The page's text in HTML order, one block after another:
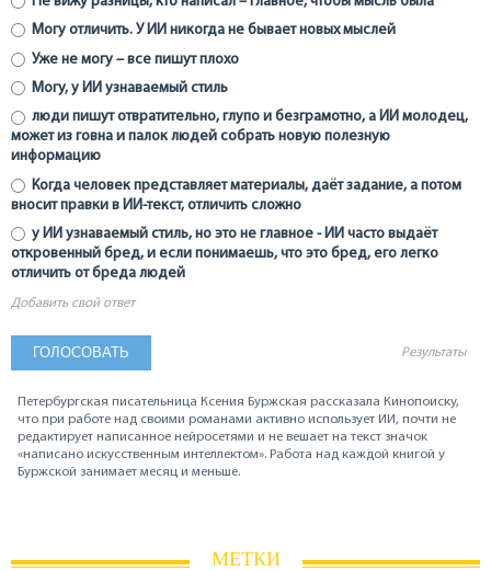
Могу отличить. У ИИ никогда не бывает новых мыслей
Уже не могу – все пишут плохо
Могу, у ИИ узнаваемый стиль
люди пишут отвратительно, глупо и безграмотно, а ИИ молодец,
может из говна и палок людей собрать новую полезную
информацию
Когда человек представляет материалы, даёт задание, а потом
вносит правки в ИИ-текст, отличить сложно
у ИИ узнаваемый стиль, но это не главное - ИИ часто выдаёт
откровенный бред, и если понимаешь, что это бред, его легко
отличить от бреда людей
Добавить свой ответ
Результаты
Петербургская писательница Ксения Буржская рассказала Кинопоиску,
что при работе над своими романами активно использует ИИ, почти не
редактирует написанное нейросетями и не вешает на текст значок
«написано искусственным интеллектом». Работа над каждой книгой у
Буржской занимает месяц и меньше.
МЕТКИ